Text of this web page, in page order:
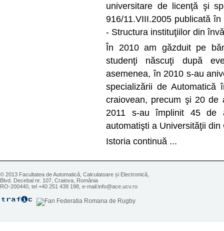
universitare de licenţă şi
916/11.VIII.2005 publicată
- Structura instituţiilor din
În 2010 am găzduit pe
studenţi născuţi după
asemenea, în 2010 s-au
specializării de Automatică
craiovean, precum şi 20 de
2011 s-au împlinit 45 de
automatişti a Universităţii din
Istoria continuă ...
© 2013 Facultatea de Automatică, Calculatoare și Electronică,
Blvd. Decebal nr. 107, Craiova, România
RO-200440, tel +40 251 438 198, e-mail:info@ace.ucv.ro